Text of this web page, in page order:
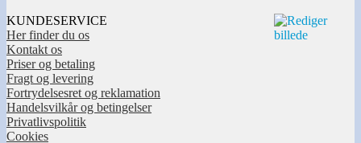
KUNDESERVICE
Her finder du os
Kontakt os
Priser og betaling
Fragt og levering
Fortrydelsesret og reklamation
Handelsvilkår og betingelser
Privatlivspolitik
Cookies